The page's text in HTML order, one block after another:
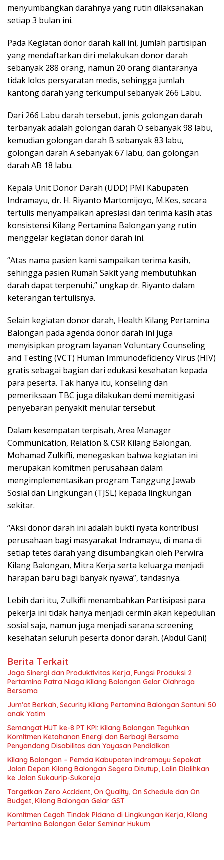
menyumbangkan darahnya yang rutin dilaksanakan
setiap 3 bulan ini.
Pada Kegiatan donor darah kali ini, jumlah partisipan
yang mendaftarkan diri melakukan donor darah
sebanyak 288 orang, namun 20 orang diantaranya
tidak lolos persyaratan medis, sehingga jumlah
kantong darah yang terkumpul sebanyak 266 Labu.
Dari 266 Labu darah tersebut, jenis golongan darah
terbanyak adalah golongan darah O sebanyak 98 labu,
kemudian golongan darah B sebanyak 83 labu,
golongan darah A sebanyak 67 labu, dan golongan
darah AB 18 labu.
Kepala Unit Donor Darah (UDD) PMI Kabupaten
Indramayu, dr. H. Riyanto Martomijoyo, M.Kes, secara
tertulis menyampaikan apresiasi dan terima kasih atas
konsistensi Kilang Pertamina Balongan yang rutin
menggelar kegiatan donor darah ini.
“Atas nama pasien kami sampaikan terima kasih,
sehingga pasien Rumah Sakit yang membutuhkan
darah dapat terpenuhi,” ungkap dr. Riyanto dalam
keterangan tertulisnya.
Selain kegiatan donor darah, Health Kilang Pertamina
Balongan pada agenda donor darah ini juga
menyisipkan program layanan Voluntary Counseling
and Testing (VCT) Human Immunodeficiency Virus (HIV)
gratis sebagai bagian dari edukasi kesehatan kepada
para peserta. Tak hanya itu, konseling dan
pemeriksaan TBC juga dilakukan demi memitigasi
penyebaran penyakit menular tersebut.
Dalam kesempatan terpisah, Area Manager
Communication, Relation & CSR Kilang Balongan,
Mohamad Zulkifli, menegaskan bahwa kegiatan ini
merupakan komitmen perusahaan dalam
mengimplementasikan program Tanggung Jawab
Sosial dan Lingkungan (TJSL) kepada lingkungan
sekitar.
“Aksi donor darah ini adalah bukti nyata kontribusi
perusahaan bagi masyarakat Indramayu, di mana di
setiap tetes darah yang disumbangkan oleh Perwira
Kilang Balongan, Mitra Kerja serta keluarga menjadi
harapan baru bagi banyak nyawa”, tandasnya.
Lebih dari itu, Zulkifli menambahkan Partisipasi para
pekerja ini tidak hanya menjadi cermin akan kepedulian
sosial saja, namun juga menjadi sarana screening
kesehatan seluruh peserta donor darah. (Abdul Gani)
Berita Terkait
Jaga Sinergi dan Produktivitas Kerja, Fungsi Produksi 2
Pertamina Patra Niaga Kilang Balongan Gelar Olahraga
Bersama
Jum’at Berkah, Security Kilang Pertamina Balongan Santuni 50
anak Yatim
Semangat HUT ke-8 PT KPI: Kilang Balongan Teguhkan
Komitmen Ketahanan Energi dan Berbagi Bersama
Penyandang Disabilitas dan Yayasan Pendidikan
Kilang Balongan – Pemda Kabupaten Indramayu Sepakat
Jalan Depan Kilang Balongan Segera Ditutup, Lalin Dialihkan
ke Jalan Sukaurip-Sukareja
Targetkan Zero Accident, On Quality, On Schedule dan On
Budget, Kilang Balongan Gelar GST
Komitmen Cegah Tindak Pidana di Lingkungan Kerja, Kilang
Pertamina Balongan Gelar Seminar Hukum